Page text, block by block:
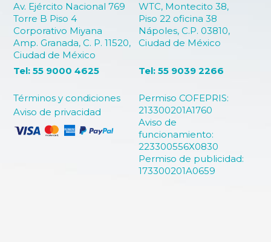
Av. Ejército Nacional 769
Torre B Piso 4
Corporativo Miyana
Amp. Granada, C. P. 11520,
Ciudad de México
WTC, Montecito 38,
Piso 22 oficina 38
Nápoles, C.P. 03810,
Ciudad de México
Términos y condiciones
Aviso de privacidad
Permiso COFEPRIS:
213300201A1760
Aviso de
funcionamiento:
223300556X0830
Permiso de publicidad:
173300201A0659
Tel: 55 9000 4625 Tel: 55 9039 2266